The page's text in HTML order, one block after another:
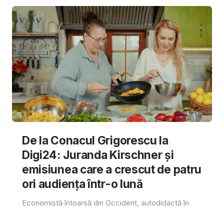
De la Conacul Grigorescu la
Digi24: Juranda Kirschner și
emisiunea care a crescut de patru
ori audiența într-o lună
Economistă întoarsă din Occident, autodidactă în